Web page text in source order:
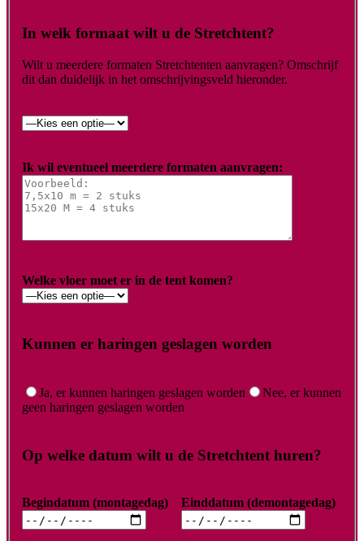
In welk formaat wilt u de Stretchtent?
Wilt u meerdere formaten Stretchtenten aanvragen? Omschrijf
dit dan duidelijk in het omschrijvingsveld hieronder.
Ik wil eventueel meerdere formaten aanvragen:
Welke vloer moet er in de tent komen?
Kunnen er haringen geslagen worden
Ja, er kunnen haringen geslagen worden
Nee, er kunnen
geen haringen geslagen worden
Op welke datum wilt u de Stretchtent huren?
Begindatum (montagedag) Einddatum (demontagedag)